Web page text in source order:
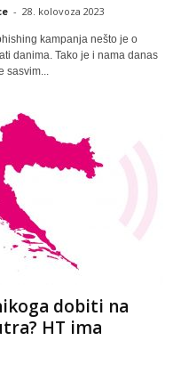
- 28. kolovoza 2023
kampanja nešto je o
danima. Tako je i nama danas
sasvim...
dobiti na
HT ima